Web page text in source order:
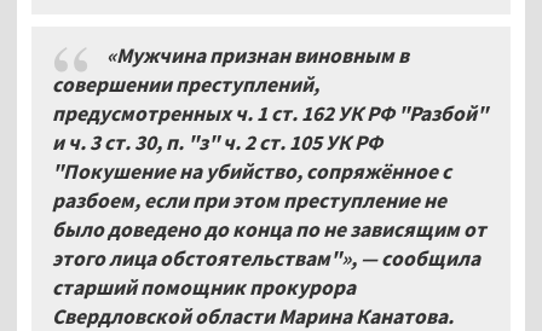
«Мужчина признан виновным в
совершении преступлений,
предусмотренных ч. 1 ст. 162 УК РФ "Разбой"
и ч. 3 ст. 30, п. "з" ч. 2 ст. 105 УК РФ
"Покушение на убийство, сопряжённое с
разбоем, если при этом преступление не
было доведено до конца по не зависящим от
этого лица обстоятельствам"», — сообщила
старший помощник прокурора
Свердловской области Марина Канатова.